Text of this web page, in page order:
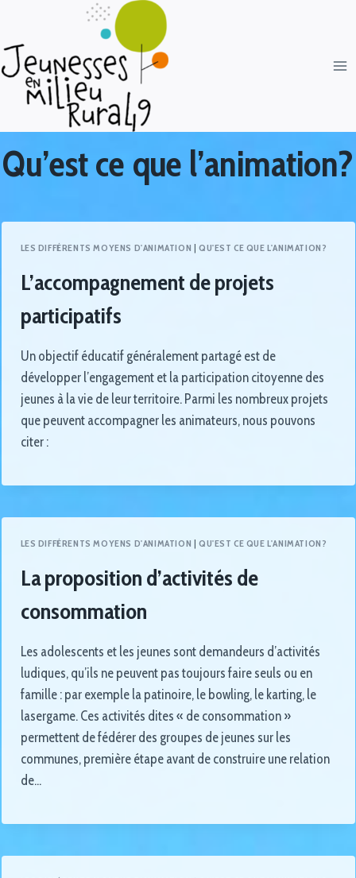
Qu’est ce que l’animation?
LES DIFFÉRENTS MOYENS D'ANIMATION | QU'EST CE QUE L'ANIMATION?
L’accompagnement de projets
participatifs
Un objectif éducatif généralement partagé est de
développer l’engagement et la participation citoyenne des
jeunes à la vie de leur territoire. Parmi les nombreux projets
que peuvent accompagner les animateurs, nous pouvons
citer :
LES DIFFÉRENTS MOYENS D'ANIMATION | QU'EST CE QUE L'ANIMATION?
La proposition d’activités de
consommation
Les adolescents et les jeunes sont demandeurs d’activités
ludiques, qu’ils ne peuvent pas toujours faire seuls ou en
famille : par exemple la patinoire, le bowling, le karting, le
lasergame. Ces activités dites « de consommation »
permettent de fédérer des groupes de jeunes sur les
communes, première étape avant de construire une relation
de…